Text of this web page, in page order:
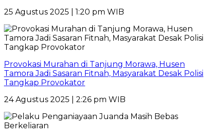
25 Agustus 2025 | 1:20 pm WIB
Provokasi Murahan di Tanjung Morawa, Husen
Tamora Jadi Sasaran Fitnah, Masyarakat Desak Polisi
Tangkap Provokator
24 Agustus 2025 | 2:26 pm WIB